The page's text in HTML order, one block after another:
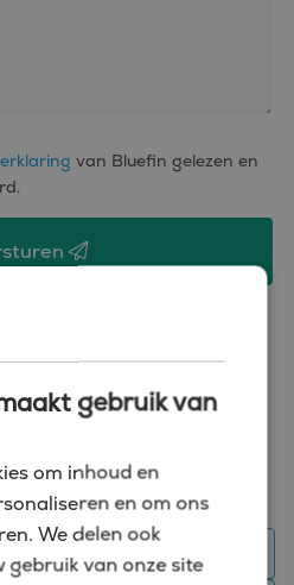
van Bluefin gelezen en
in Veghel
in de buurt.
vacatures Veghel
gebruik van
om inhoud en
en om ons
We delen ook
van onze site